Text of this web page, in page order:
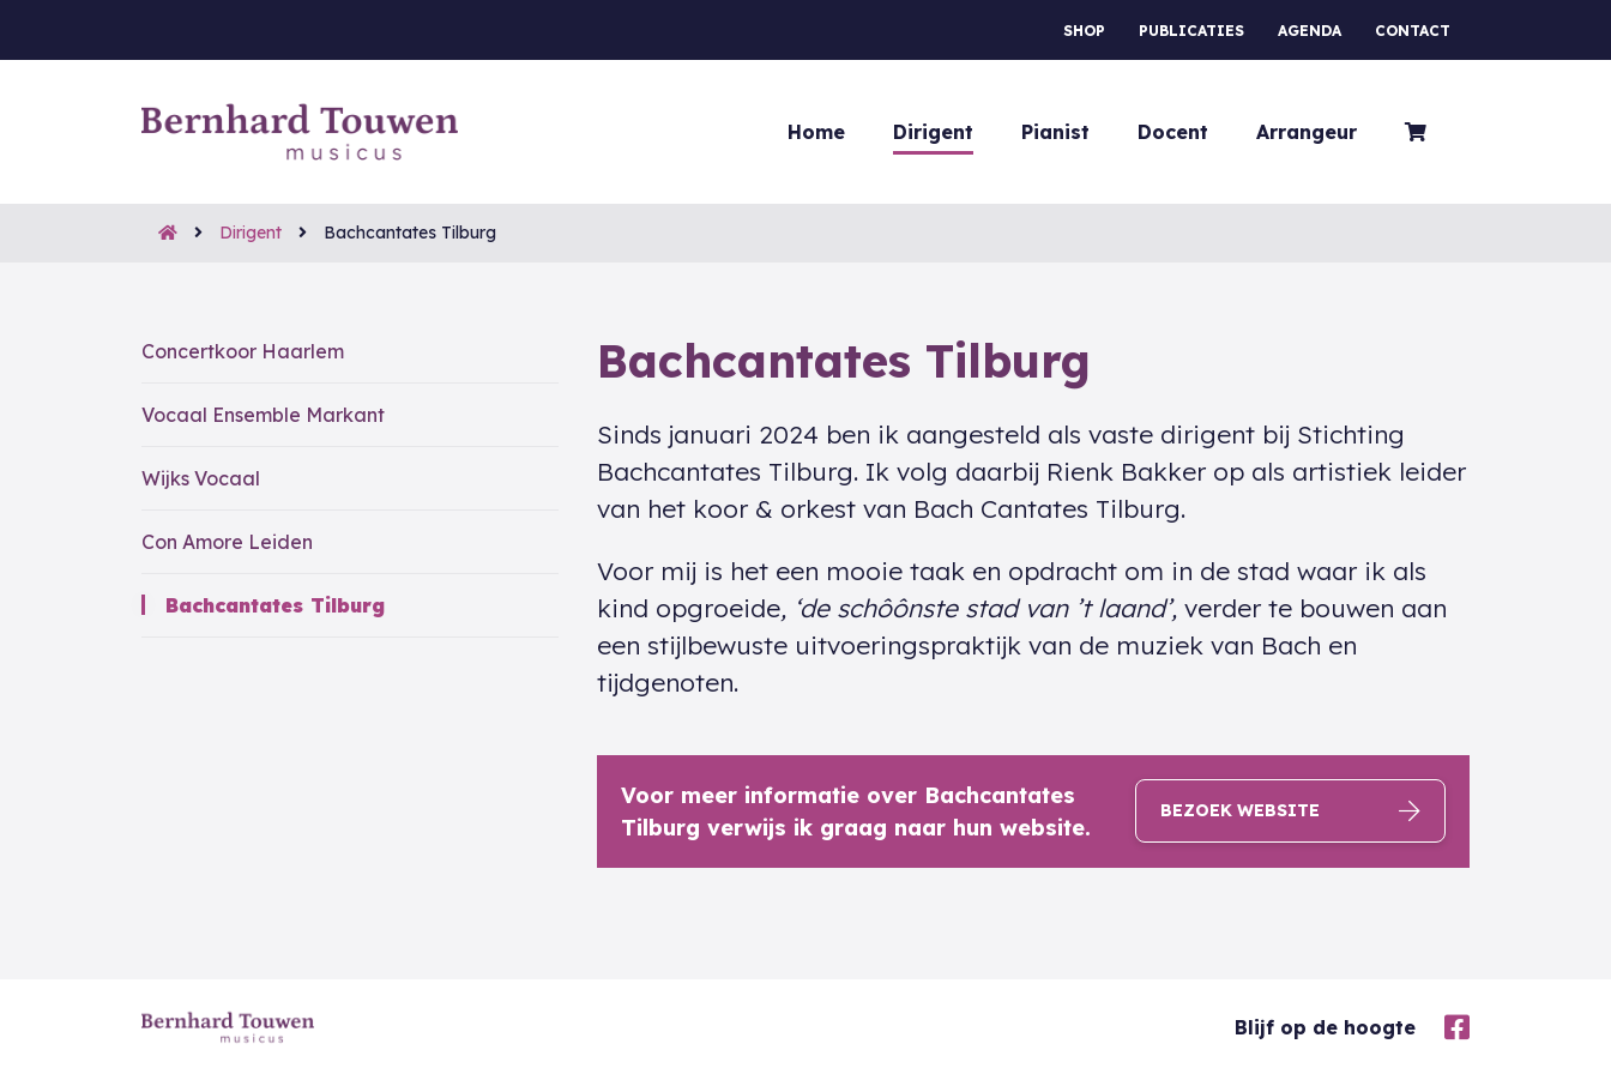
SHOP PUBLICATIES AGENDA CONTACT
Home Dirigent Pianist Docent Arrangeur
Dirigent Bachcantates Tilburg
Bachcantates Tilburg
Sinds januari 2024 ben ik aangesteld als vaste dirigent bij Stichting
Bachcantates Tilburg. Ik volg daarbij Rienk Bakker op als artistiek leider
van het koor & orkest van Bach Cantates Tilburg.
Voor mij is het een mooie taak en opdracht om in de stad waar ik als
kind opgroeide, ‘de schôônste stad van ’t laand’,verder te bouwen aan
een stijlbewuste uitvoeringspraktijk van de muziek van Bach en
tijdgenoten.
Voor meer informatie over Bachcantates
Tilburg verwijs ik graag naar hun website.
BEZOEK WEBSITE
Concertkoor Haarlem
Vocaal Ensemble Markant
Wijks Vocaal
Con Amore Leiden
Bachcantates Tilburg
Blijf op de hoogte